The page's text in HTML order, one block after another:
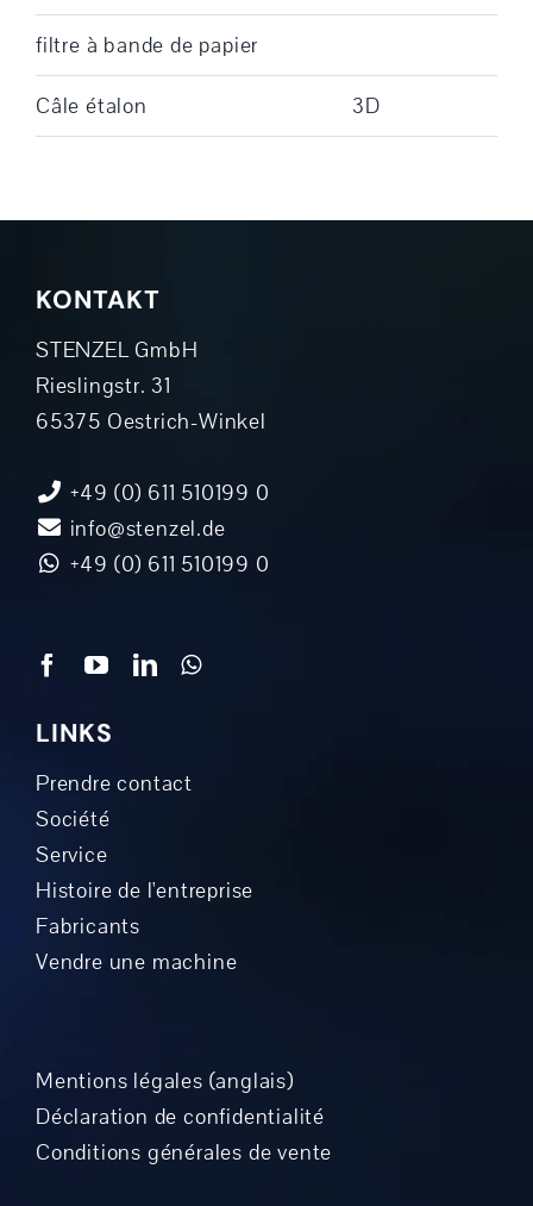
filtre à bande de papier
Câle étalon 3D
KONTAKT
STENZEL GmbH
Rieslingstr. 31
65375 Oestrich-Winkel
+49 (0) 611 510199 0
info@stenzel.de
+49 (0) 611 510199 0
LINKS
Prendre contact
Société
Service
Histoire de l'entreprise
Fabricants
Vendre une machine
Mentions légales (anglais)
Déclaration de confidentialité
Conditions générales de vente